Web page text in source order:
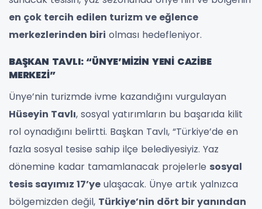
en çok tercih edilen turizm ve eğlence
merkezlerinden biri olması hedefleniyor.
BAŞKAN TAVLI: “ÜNYE’MİZİN YENİ CAZİBE
MERKEZİ”
Ünye’nin turizmde ivme kazandığını vurgulayan
Hüseyin Tavlı, sosyal yatırımların bu başarıda kilit
rol oynadığını belirtti. Başkan Tavlı, “Türkiye’de en
fazla sosyal tesise sahip ilçe belediyesiyiz. Yaz
dönemine kadar tamamlanacak projelerle sosyal
tesis sayımız 17’ye ulaşacak. Ünye artık yalnızca
bölgemizden değil, Türkiye’nin dört bir yanından